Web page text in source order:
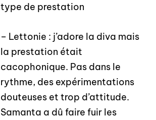
type de prestation
– Lettonie : j’adore la diva mais
la prestation était
cacophonique. Pas dans le
rythme, des expérimentations
douteuses et trop d’attitude.
Samanta a dû faire fuir les